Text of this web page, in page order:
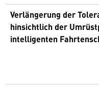
Verlängerung der
hinsichtlich der
intelligenten